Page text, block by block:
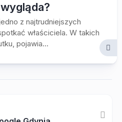
z najtrudniejszych
właściciela. W takich
pojawia...